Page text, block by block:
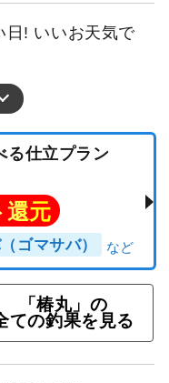
日! いいお天気で
仕立プラン
還元
ゴマサバ）
「椿丸」の
ての釣果を見る